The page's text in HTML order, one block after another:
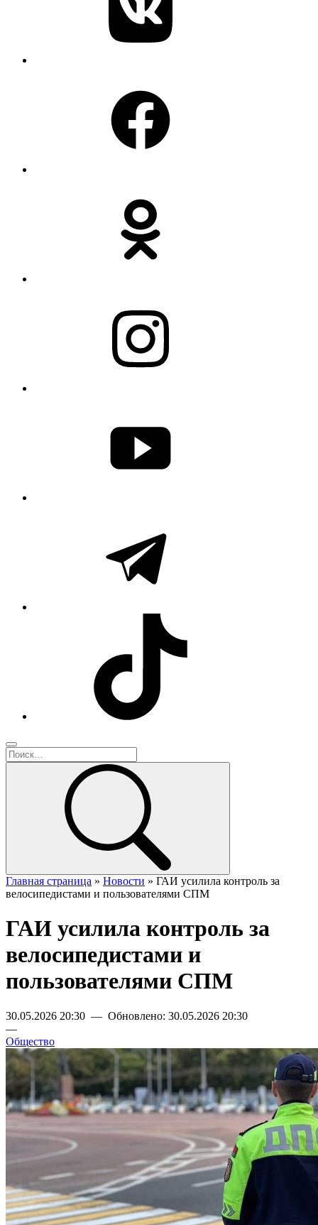
Главная страница » Новости » ГАИ усилила контроль за
велосипедистами и пользователями СПМ
ГАИ усилила контроль за
велосипедистами и
пользователями СПМ
30.05.2026 20:30 — Обновлено: 30.05.2026 20:30
—
Общество